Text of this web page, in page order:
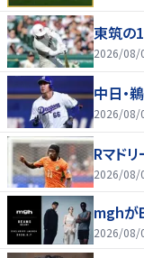
東筑の
2026/08/
中日・
2026/08/
Rマド
2026/08/
mghが
2026/08/